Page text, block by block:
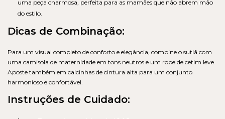
uma peça charmosa, perfeita para as mamães que não abrem mão
do estilo.
Dicas de Combinação:
Para um visual completo de conforto e elegância, combine o sutiã com
uma camisola de maternidade em tons neutros e um robe de cetim leve.
Aposte também em calcinhas de cintura alta para um conjunto
harmonioso e confortável.
Instruções de Cuidado: